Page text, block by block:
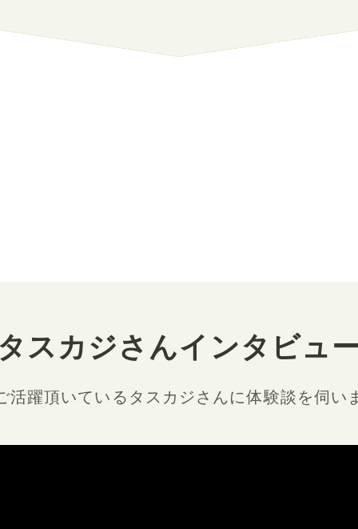
スカジさんインタビュ
活躍頂いているタスカジさんに体験談を伺い